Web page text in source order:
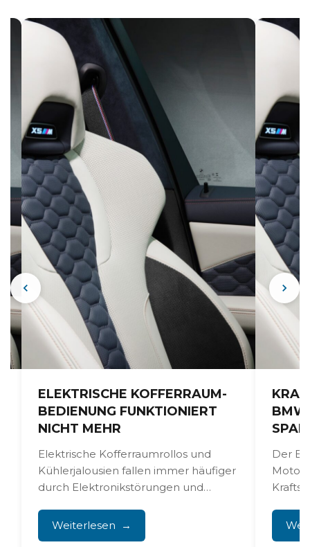
ELEKTRISCHE KOFFERRAUM­
BEDIENUNG FUNKTIONIERT
NICHT MEHR
Elektrische Kofferraumrollos und
Kühlerjalousien fallen immer häufiger
durch Elektronikstörungen und
Antriebsmechanismen aus. Die
Reparatur erfordert eine
Weiterlesen
BMW
Der
treibt.